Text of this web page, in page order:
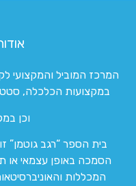
במקצועות הכלכלה,
וכן
בית הספר “רגב גוטמן”
הסמכה באופן עצמאי או
המכללות